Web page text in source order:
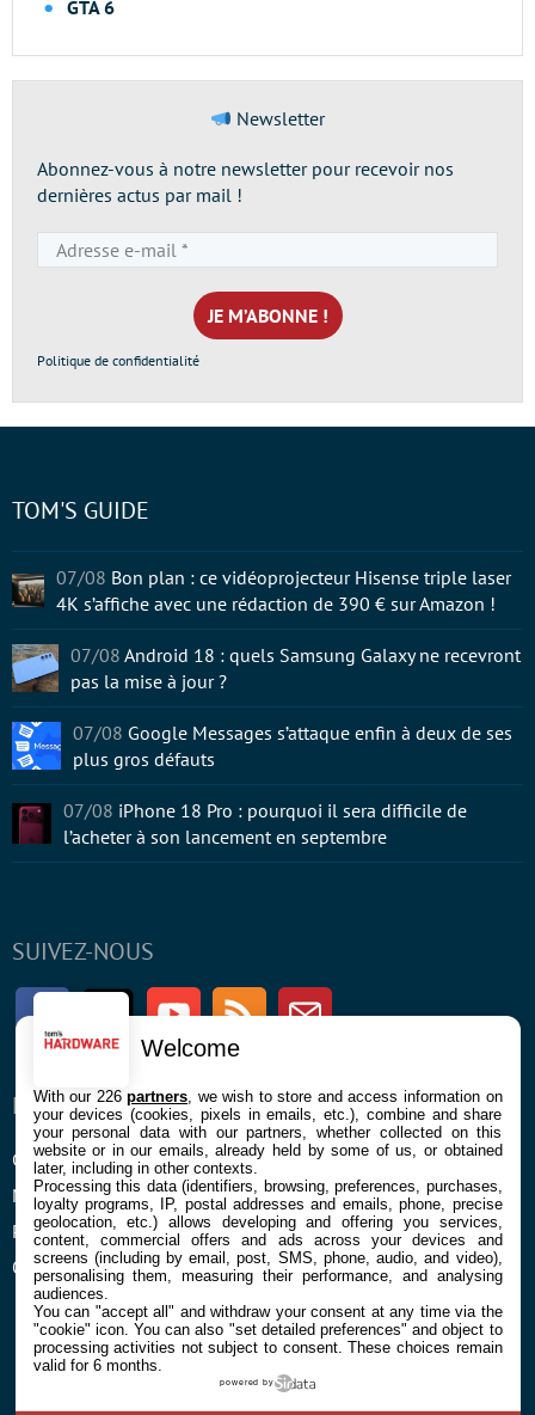
GTA 6
Newsletter
Abonnez-vous à notre newsletter pour recevoir nos
dernières actus par mail !
e-
mail
*
Politique de confidentialité
SUIVEZ-NOUS
FacebookTwitter Youtube RSS Newsletter
ENTREPRISE
Confidentialité et Cookies
Mentions légales et CGU
Préférences Cookies
Qui sommes nous
À PROPOS
Contact
TOM'S GUIDE
07/08 Bon plan : ce vidéoprojecteur Hisense triple laser
4K s’affiche avec une rédaction de 390 € sur Amazon !
07/08 Android 18 : quels Samsung Galaxy ne recevront
pas la mise à jour ?
07/08 Google Messages s’attaque enfin à deux de ses
plus gros défauts
07/08 iPhone 18 Pro : pourquoi il sera difficile de
l’acheter à son lancement en septembre
Welcome
With our 226partners , we wish to store and access information on
your devices (cookies, pixels in emails, etc.), combine and share
your personal data with our partners, whether collected on this
website or in our emails, already held by some of us, or obtained
later, including in other contexts.
Processing this data (identifiers, browsing, preferences, purchases,
loyalty programs, IP, postal addresses and emails, phone, precise
geolocation, etc.) allows developing and offering you services,
content, commercial offers and ads across your devices and
screens (including by email, post, SMS, phone, audio, and video),
personalising them, measuring their performance, and analysing
audiences.
You can "accept all" and withdraw your consent at any time via the
"cookie" icon. You can also "set detailed preferences" and object to
processing activities not subject to consent. These choices remain
valid for 6 months.
powered by